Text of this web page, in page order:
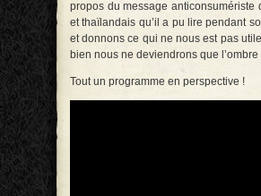
propos du message
et thaïlandais qu’il a pu lire pendant
et donnons ce qui ne nous est pas
bien nous ne deviendrons que
Tout un programme en perspective !